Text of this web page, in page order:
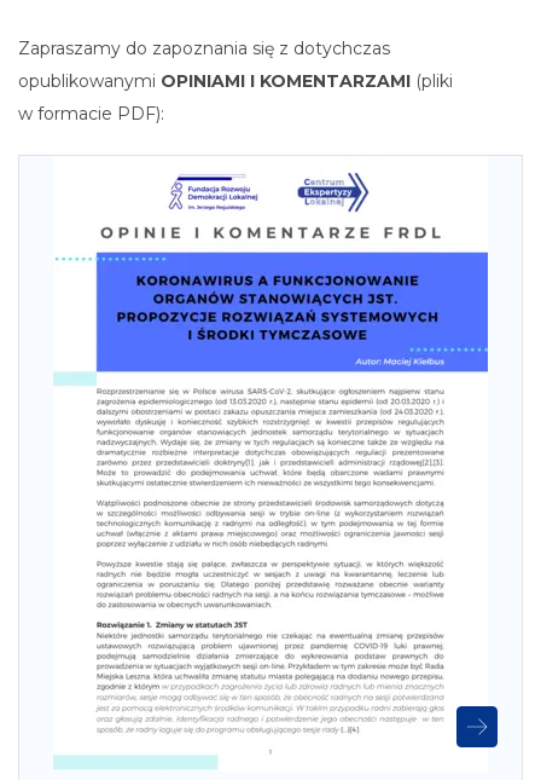
Zapraszamy do zapoznania się z dotychczas
opublikowanymi OPINIAMI I KOMENTARZAMI (pliki
w formacie PDF):